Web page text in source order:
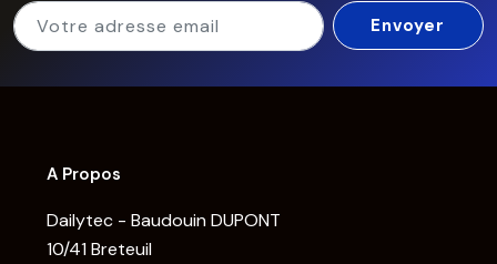
A Propos
Dailytec - Baudouin DUPONT
10/41 Breteuil